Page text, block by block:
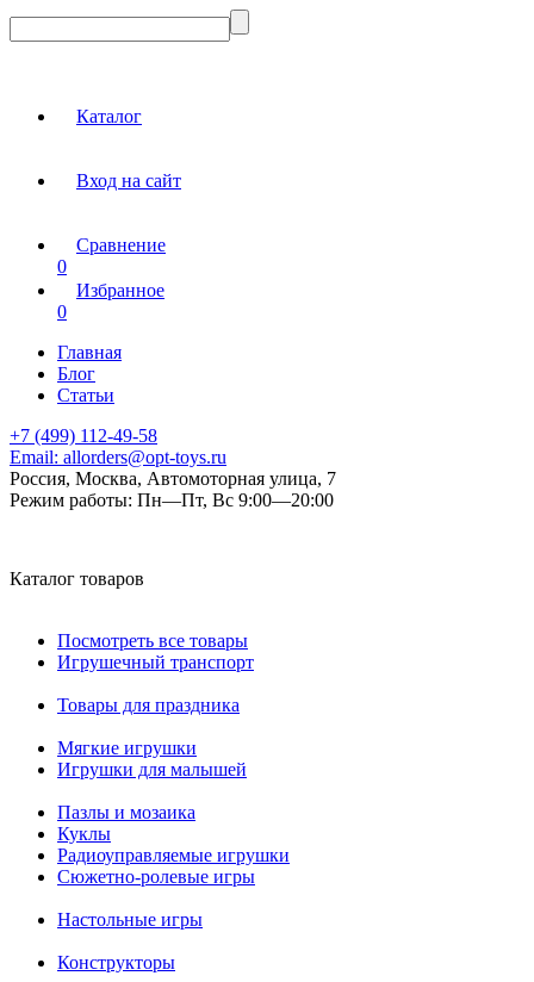
Каталог
Вход на сайт
Сравнение
0
Избранное
0
Главная
Блог
Статьи
+7 (499) 112-49-58
Email: allorders@opt-toys.ru
Россия, Москва, Автомоторная улица, 7
Режим работы: Пн—Пт, Вс 9:00—20:00
Каталог товаров
Посмотреть все товары
Игрушечный транспорт
Товары для праздника
Мягкие игрушки
Игрушки для малышей
Пазлы и мозаика
Куклы
Радиоуправляемые игрушки
Сюжетно-ролевые игры
Настольные игры
Конструкторы